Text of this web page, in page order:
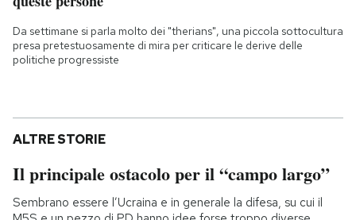
Da settimane si parla molto dei "therians", una piccola sottocultura
presa pretestuosamente di mira per criticare le derive delle
politiche progressiste
ALTRE STORIE
Il principale ostacolo per il “campo largo”
Sembrano essere l’Ucraina e in generale la difesa, su cui il